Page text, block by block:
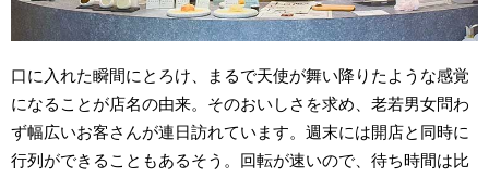
口に入れた瞬間にとろけ、まるで天使が舞い降りたような感覚
になることが店名の由来。そのおいしさを求め、老若男女問わ
ず幅広いお客さんが連日訪れています。週末には開店と同時に
行列ができることもあるそう。回転が速いので、待ち時間は比